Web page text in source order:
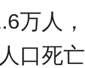
万人
口死